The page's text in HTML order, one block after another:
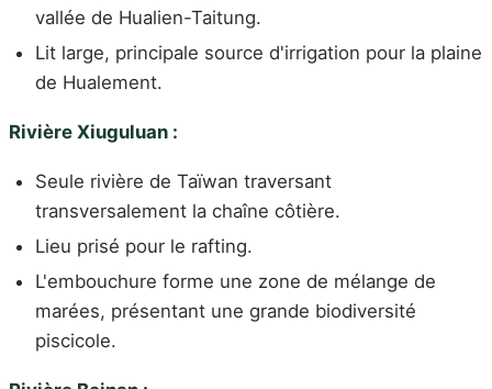
vallée de Hualien-Taitung.
Lit large, principale source d'irrigation pour la plaine
de Hualement.
Rivière Xiuguluan :
Seule rivière de Taïwan traversant
transversalement la chaîne côtière.
Lieu prisé pour le rafting.
L'embouchure forme une zone de mélange de
marées, présentant une grande biodiversité
piscicole.